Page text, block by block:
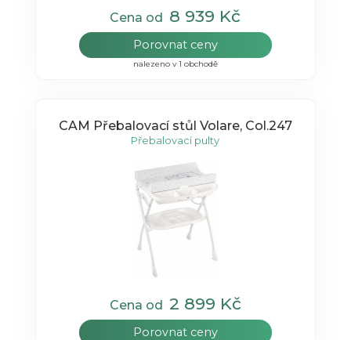
Cena od 8 939 Kč
Porovnat ceny
nalezeno v 1 obchodě
CAM Přebalovací stůl Volare, Col.247
Přebalovací pulty
Cena od 2 899 Kč
Porovnat ceny